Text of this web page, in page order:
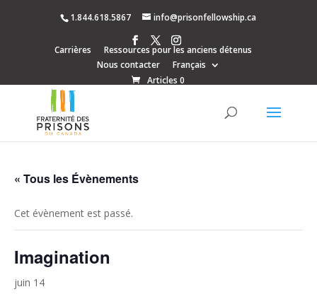
1.844.618.5867 info@prisonfellowship.ca
Carrières
Ressources pour les anciens détenus
Nous contacter
Français
Articles 0
« Tous les Évènements
Cet évènement est passé.
Imagination
juin 14